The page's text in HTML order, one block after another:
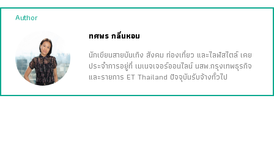
Author
ทศพร กลิ่นหอม
นักเขียนสายบันเทิง สังคม ท่องเที่ยว และไลฟ์สไตล์ เคย
ประจำการอยู่ที่ เมเนจเจอร์ออนไลน์ นสพ.กรุงเทพธุรกิจ
และรายการ ET Thailand ปัจจุบันรับจ้างทั่วไป